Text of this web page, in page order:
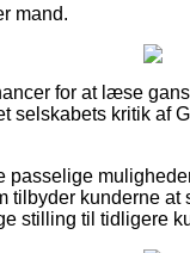
mand.
for at læse
selskabets kritik af
passelige
tilbyder kunderne
stilling til tidligere